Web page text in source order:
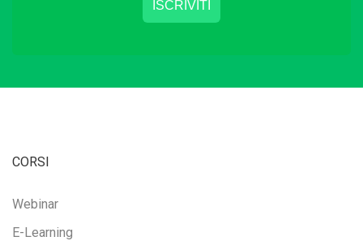
CORSI
Webinar
E-Learning